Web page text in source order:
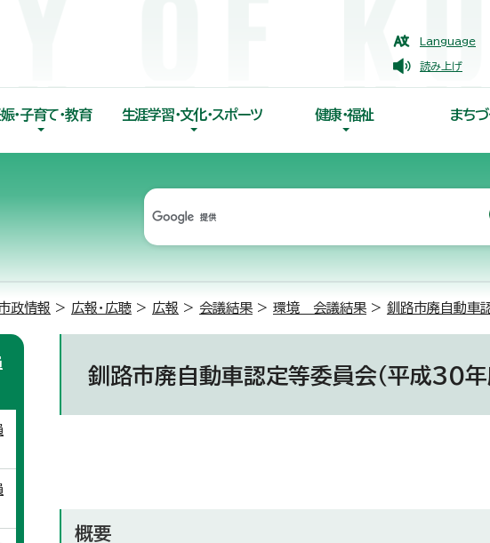
Language
読み上げ
・子育て・教育 生涯学習・文化・スポーツ 健康・福祉 まちづ
政情報 > 広報・広聴 > 広報 > 会議結果 > 環境 会議結果 > 釧路市廃自動車
釧路市廃自動車認定等委員会（平成30年
概要